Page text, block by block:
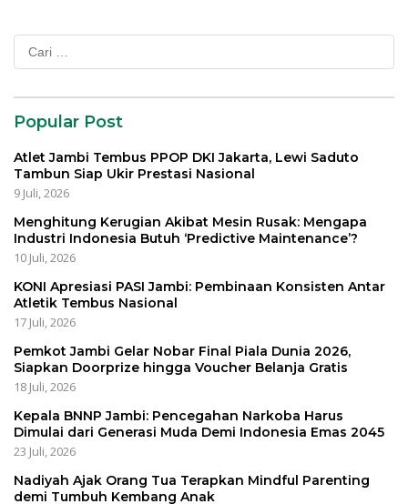
Popular Post
Atlet Jambi Tembus PPOP DKI Jakarta, Lewi Saduto
Tambun Siap Ukir Prestasi Nasional
9 Juli, 2026
Menghitung Kerugian Akibat Mesin Rusak: Mengapa
Industri Indonesia Butuh ‘Predictive Maintenance’?
10 Juli, 2026
KONI Apresiasi PASI Jambi: Pembinaan Konsisten Antar
Atletik Tembus Nasional
17 Juli, 2026
Pemkot Jambi Gelar Nobar Final Piala Dunia 2026,
Siapkan Doorprize hingga Voucher Belanja Gratis
18 Juli, 2026
Kepala BNNP Jambi: Pencegahan Narkoba Harus
Dimulai dari Generasi Muda Demi Indonesia Emas 2045
23 Juli, 2026
Nadiyah Ajak Orang Tua Terapkan Mindful Parenting
demi Tumbuh Kembang Anak